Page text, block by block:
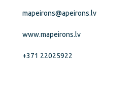
mapeirons@apeirons.lv
www.mapeirons.lv
+371 22025922